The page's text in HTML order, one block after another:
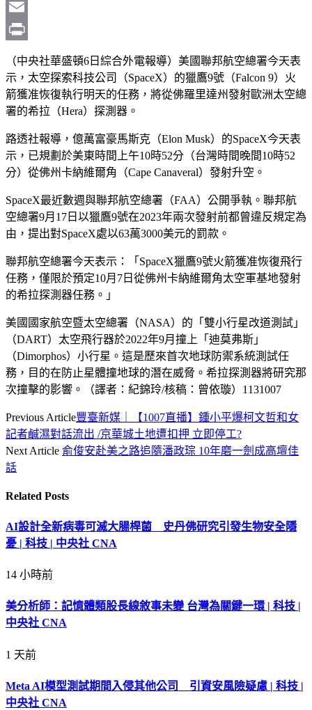
Copy
Link
Email
（中央社華盛頓6日綜合外電報導）美國聯邦航空總署今天表
示，太空探索科技公司（SpaceX）的獵鷹9號（Falcon 9）火
箭獲准恢復執行明天的任務，將從佛羅里達州發射歐洲太空總
署的希拉（Hera）探測器。
路透社報導，億萬富豪馬斯克（Elon Musk）的SpaceX今天表
示，已規劃於美東時間上午10時52分（台灣時間晚間10時52
分）從佛州卡納維爾角（Cape Canaveral）發射升空。
SpaceX最近數週與聯邦航空總署（FAA）公開爭執。聯邦航
空總署9月17日以獵鷹9號在2023年兩次發射前都曾違反規定為
由，提出對SpaceX處以63萬3000美元的罰款。
聯邦航空總署今天表示：「SpaceX獵鷹9號火箭獲准恢復飛行
任務，僅限於預定10月7日從佛州卡納維爾角太空軍基地發射
的希拉探測器任務。」
美國國家航空暨太空總署（NASA）的「雙小行星改道測試」
（DART）太空飛行器於2022年9月撞上「迪莫弗斯」
（Dimorphos）小行星。這是歷來首次地球防禦系統測試任
務，目的在防止星體撞地球的潛在威脅。希拉探測器將研究那
次撞擊的影響。（譯者：紀錦玲/核稿：曾依璇）1131007
Previous Article豐臺新媒｜【1007直播】鍾小平爆柯文哲和女
記者鹹濕對話流出 /京華城土地遭扣押 立即停工?
Next Article 俞俊安赴美之路追隨潘政琮 10年磨一劍成高壇佳
話
Related Posts
AI設計全新病毒可滅大腸桿菌 史丹佛研究引發生物安全隱
憂 | 科技 | 中央社 CNA
14 小時前
美分析師：記憶體類股長線敘事未變 台灣為關鍵一環 | 科技 |
中央社 CNA
1 天前
Meta AI模型測試期間入侵其他公司 引資安風險疑慮 | 科技 |
中央社 CNA